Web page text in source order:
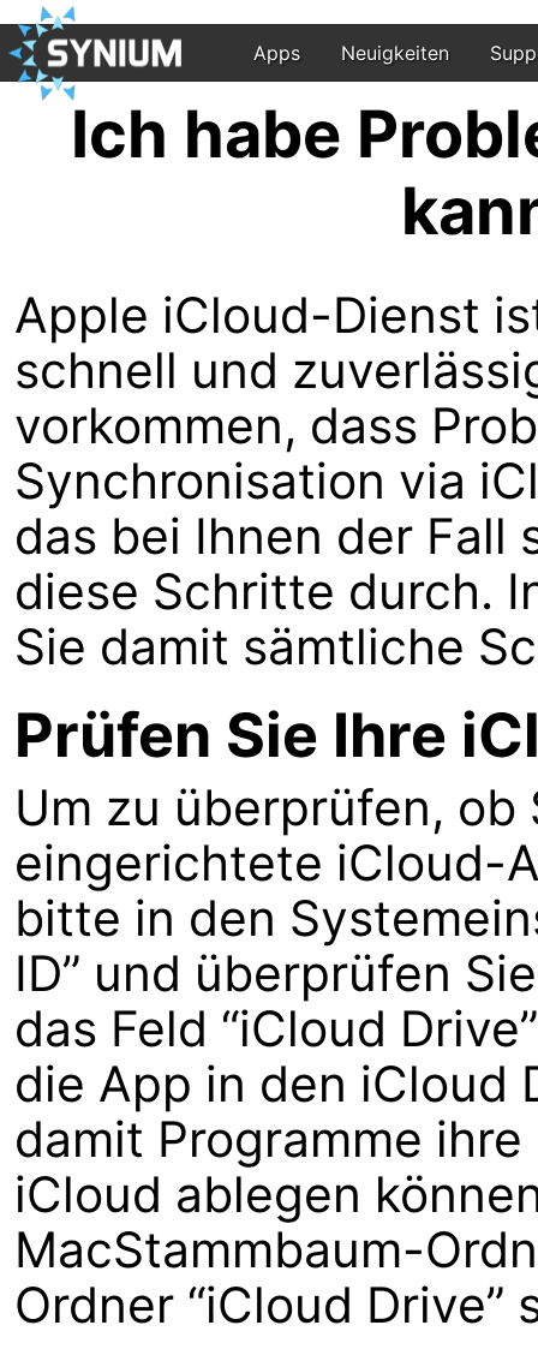
Apps Neuigkeiten
Ich habe
Apple iCloud-Dienst
schnell und
vorkommen, dass
Synchronisation via
das bei Ihnen der Fall
diese Schritte durch.
Sie damit sämtliche
Prüfen Sie Ihre
Um zu überprüfen,
eingerichtete iCloud-
bitte in den
ID” und überprüfen
das Feld “iCloud
die App in den iCloud
damit Programme
iCloud ablegen
MacStammbaum-
Ordner “iCloud Drive”